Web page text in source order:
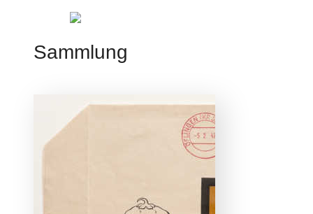
Jump to navigation
Sammlung